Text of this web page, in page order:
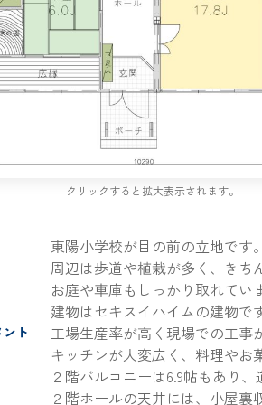
クリックすると拡大表示されます。
ト
東陽小学校が目の前の立地です。
周辺は歩道や植栽が多く、きち
お庭や車庫もしっかり取れてい
建物はセキスイハイムの建物で
工場生産率が高く現場での工事
キッチンが大変広く、料理やお
２階バルコニーは6.9帖もあり
２階ホールの天井には、小屋裏